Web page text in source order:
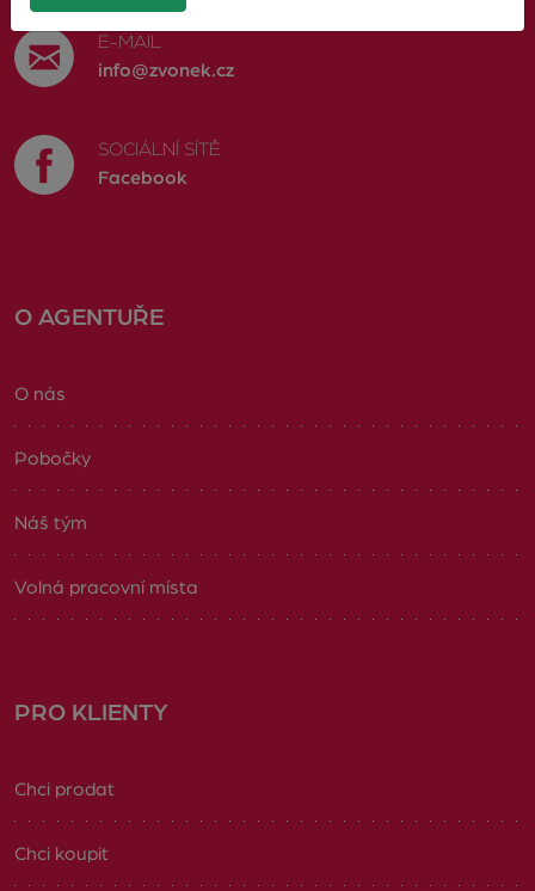
E-MAIL
info@zvonek.cz
SOCIÁLNÍ SÍTĚ
Facebook
O AGENTUŘE
O nás
Pobočky
Náš tým
Volná pracovní místa
PRO KLIENTY
Chci prodat
Chci koupit